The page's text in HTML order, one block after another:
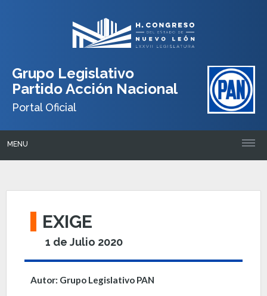
Grupo Legislativo
Partido Acción Nacional
Portal Oficial
MENU
EXIGE
1 de Julio 2020
Autor: Grupo Legislativo PAN